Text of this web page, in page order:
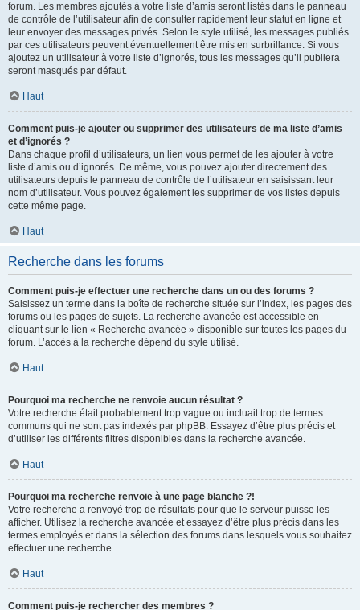
forum. Les membres ajoutés à votre liste d’amis seront listés dans le panneau
de contrôle de l’utilisateur afin de consulter rapidement leur statut en ligne et
leur envoyer des messages privés. Selon le style utilisé, les messages publiés
par ces utilisateurs peuvent éventuellement être mis en surbrillance. Si vous
ajoutez un utilisateur à votre liste d’ignorés, tous les messages qu’il publiera
seront masqués par défaut.
Haut
Comment puis-je ajouter ou supprimer des utilisateurs de ma liste d’amis
et d’ignorés ?
Dans chaque profil d’utilisateurs, un lien vous permet de les ajouter à votre
liste d’amis ou d’ignorés. De même, vous pouvez ajouter directement des
utilisateurs depuis le panneau de contrôle de l’utilisateur en saisissant leur
nom d’utilisateur. Vous pouvez également les supprimer de vos listes depuis
cette même page.
Haut
Recherche dans les forums
Comment puis-je effectuer une recherche dans un ou des forums ?
Saisissez un terme dans la boîte de recherche située sur l’index, les pages des
forums ou les pages de sujets. La recherche avancée est accessible en
cliquant sur le lien « Recherche avancée » disponible sur toutes les pages du
forum. L’accès à la recherche dépend du style utilisé.
Haut
Pourquoi ma recherche ne renvoie aucun résultat ?
Votre recherche était probablement trop vague ou incluait trop de termes
communs qui ne sont pas indexés par phpBB. Essayez d’être plus précis et
d’utiliser les différents filtres disponibles dans la recherche avancée.
Haut
Pourquoi ma recherche renvoie à une page blanche ?!
Votre recherche a renvoyé trop de résultats pour que le serveur puisse les
afficher. Utilisez la recherche avancée et essayez d’être plus précis dans les
termes employés et dans la sélection des forums dans lesquels vous souhaitez
effectuer une recherche.
Haut
Comment puis-je rechercher des membres ?